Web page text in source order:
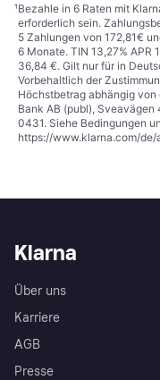
¹Bezahle in 6 Raten mit
erforderlich sein.
5 Zahlungen von 172,81€
6 Monate. TIN 13,27% APR
36,84 €. Gilt nur für in
Vorbehaltlich der
Höchstbetrag abhängig
Bank AB (publ), Sveavägen
0431. Siehe Bedingungen
https://www.klarna.com/de/
Klarna
Über uns
Karriere
AGB
Presse